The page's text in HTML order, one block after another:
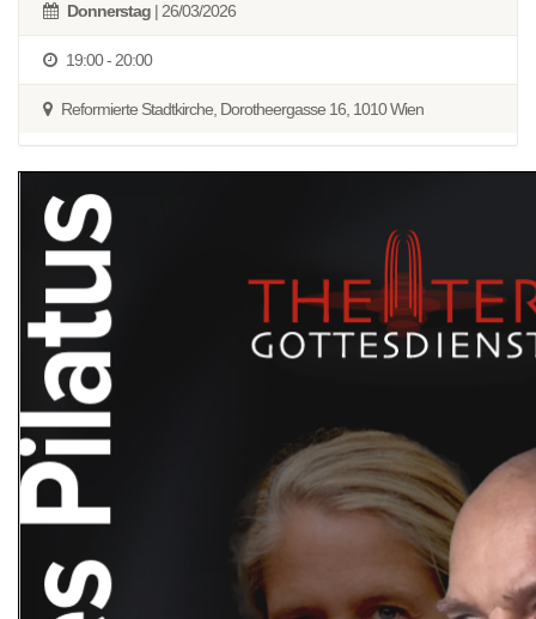
Donnerstag | 26/03/2026
19:00 - 20:00
Reformierte Stadtkirche, Dorotheergasse 16, 1010 Wien